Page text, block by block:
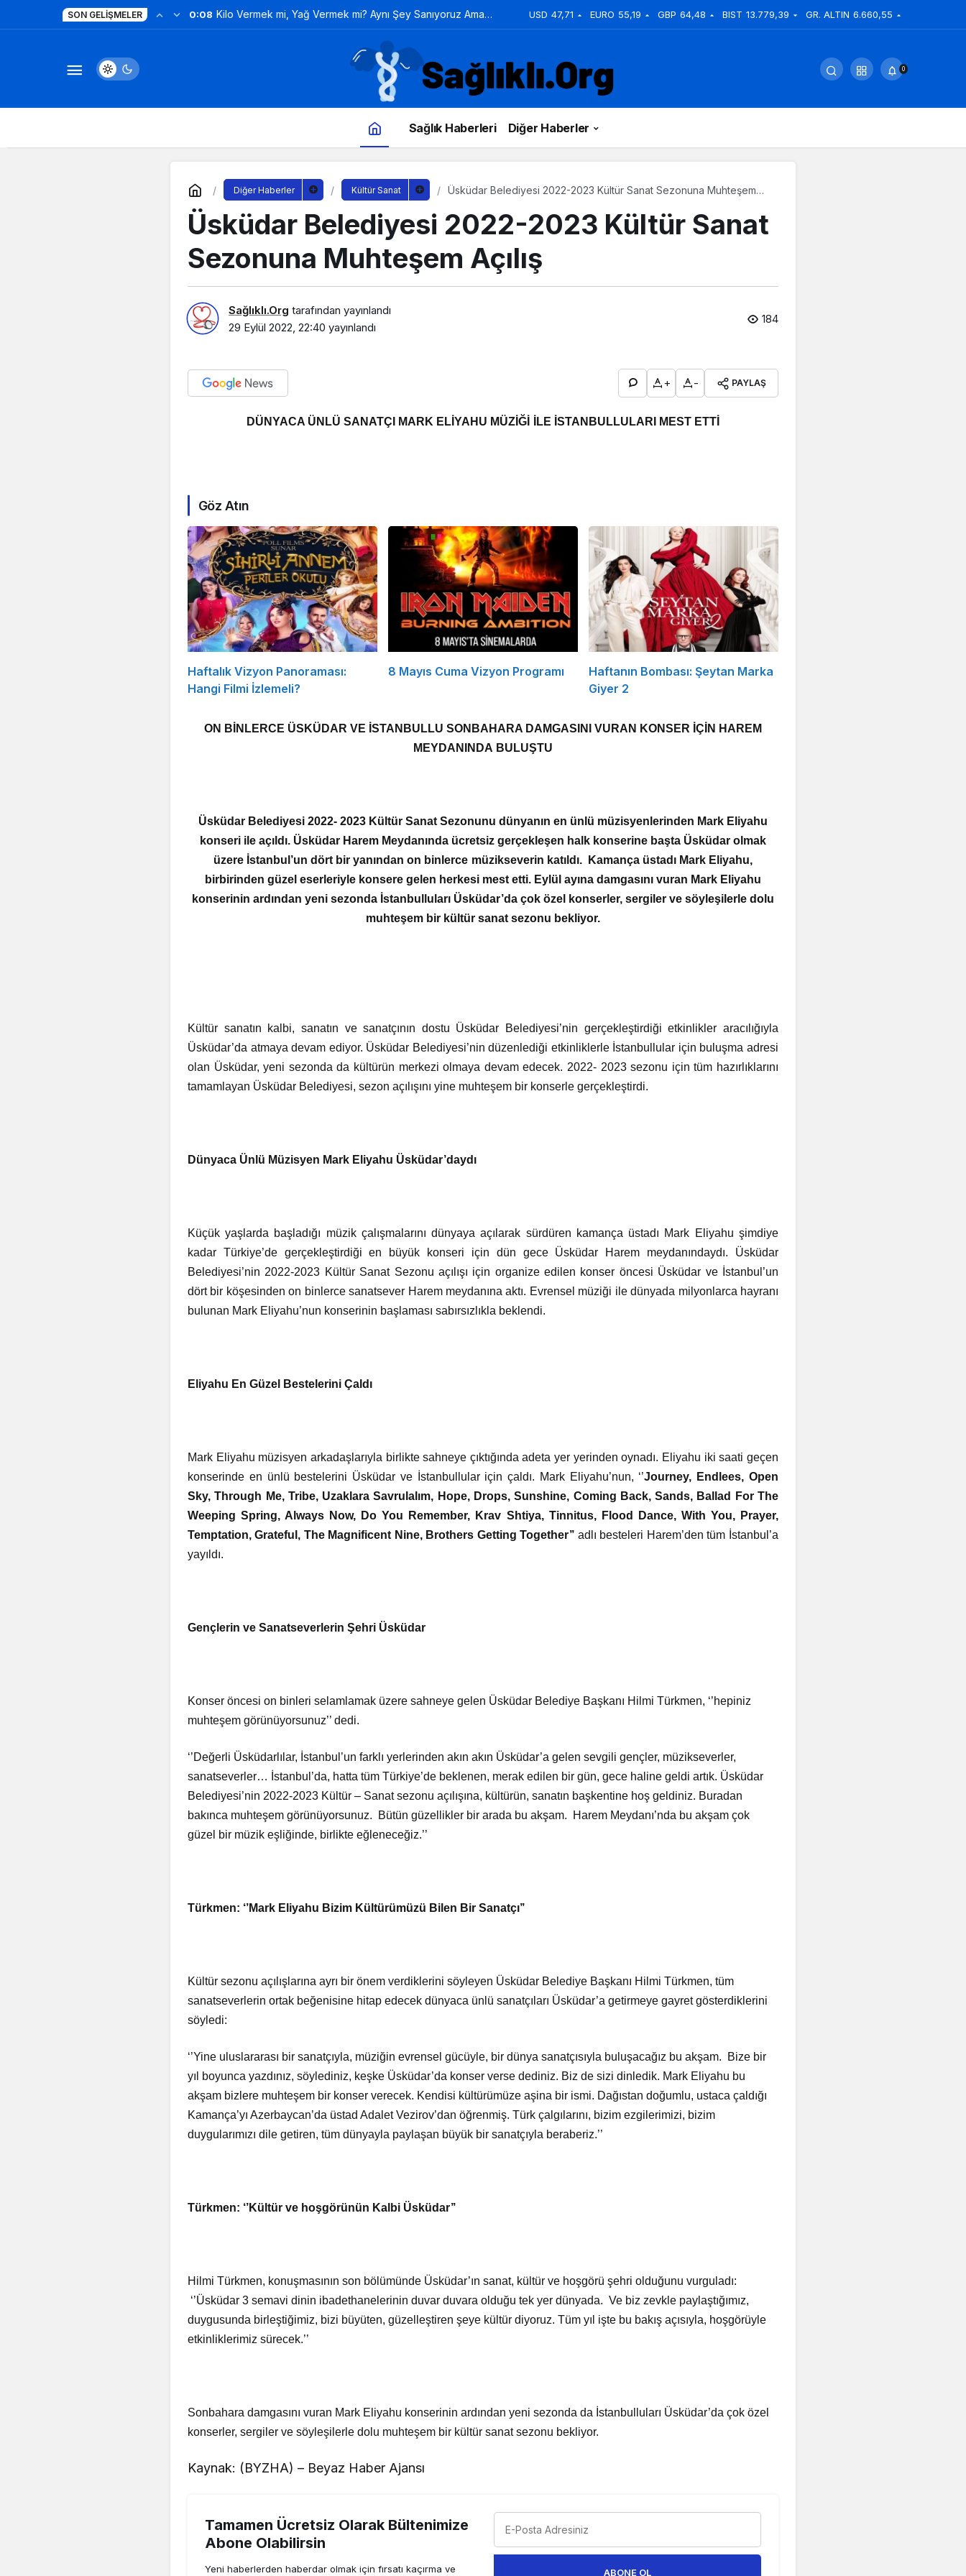
SON GELIŞMELER 0:08 Kilo Vermek mi, Yağ Vermek mi? Aynı Şey Sanıyoruz Ama USD 47,71 EURO 55,19 GBP 64,48 BIST 13.779,39 GR. ALTIN 6.660,55
0
Sağlık Haberleri Diğer Haberler
Diğer Haberler Kültür Sanat
Üsküdar Belediyesi 2022-2023 Kültür Sanat Sezonuna Muhteşem
Üsküdar Belediyesi 2022-2023 Kültür Sanat
Sezonuna Muhteşem Açılış
Sağlıklı.Org tarafından yayınlandı
29 Eylül 2022, 22:40 yayınlandı
184
+ - PAYLAŞ
DÜNYACA ÜNLÜ SANATÇI MARK ELİYAHU MÜZİĞİ İLE İSTANBULLULARI MEST ETTİ
Göz Atın
Haftalık Vizyon Panoraması:
Hangi Filmi İzlemeli?
8 Mayıs Cuma Vizyon Programı
Haftanın Bombası: Şeytan Marka
Giyer 2
ON BİNLERCE ÜSKÜDAR VE İSTANBULLU SONBAHARA DAMGASINI VURAN KONSER İÇİN HAREM
MEYDANINDA BULUŞTU
Üsküdar Belediyesi 2022- 2023 Kültür Sanat Sezonunu dünyanın en ünlü müzisyenlerinden Mark Eliyahu
konseri ile açıldı. Üsküdar Harem Meydanında ücretsiz gerçekleşen halk konserine başta Üsküdar olmak
üzere İstanbul’un dört bir yanından on binlerce müzikseverin katıldı. Kamança üstadı Mark Eliyahu,
birbirinden güzel eserleriyle konsere gelen herkesi mest etti. Eylül ayına damgasını vuran Mark Eliyahu
konserinin ardından yeni sezonda İstanbulluları Üsküdar’da çok özel konserler, sergiler ve söyleşilerle dolu
muhteşem bir kültür sanat sezonu bekliyor.
Kültür sanatın kalbi, sanatın ve sanatçının dostu Üsküdar Belediyesi’nin gerçekleştirdiği etkinlikler aracılığıyla
Üsküdar’da atmaya devam ediyor. Üsküdar Belediyesi’nin düzenlediği etkinliklerle İstanbullular için buluşma adresi
olan Üsküdar, yeni sezonda da kültürün merkezi olmaya devam edecek. 2022- 2023 sezonu için tüm hazırlıklarını
tamamlayan Üsküdar Belediyesi, sezon açılışını yine muhteşem bir konserle gerçekleştirdi.
Dünyaca Ünlü Müzisyen Mark Eliyahu Üsküdar’daydı
Küçük yaşlarda başladığı müzik çalışmalarını dünyaya açılarak sürdüren kamança üstadı Mark Eliyahu şimdiye
kadar Türkiye’de gerçekleştirdiği en büyük konseri için dün gece Üsküdar Harem meydanındaydı. Üsküdar
Belediyesi’nin 2022-2023 Kültür Sanat Sezonu açılışı için organize edilen konser öncesi Üsküdar ve İstanbul’un
dört bir köşesinden on binlerce sanatsever Harem meydanına aktı. Evrensel müziği ile dünyada milyonlarca hayranı
bulunan Mark Eliyahu’nun konserinin başlaması sabırsızlıkla beklendi.
Eliyahu En Güzel Bestelerini Çaldı
Mark Eliyahu müzisyen arkadaşlarıyla birlikte sahneye çıktığında adeta yer yerinden oynadı. Eliyahu iki saati geçen
konserinde en ünlü bestelerini Üsküdar ve İstanbullular için çaldı. Mark Eliyahu’nun, ‘’Journey, Endlees, Open
Sky, Through Me, Tribe, Uzaklara Savrulalım, Hope, Drops, Sunshine, Coming Back, Sands, Ballad For The
Weeping Spring, Always Now, Do You Remember, Krav Shtiya, Tinnitus, Flood Dance, With You, Prayer,
Temptation, Grateful, The Magnificent Nine, Brothers Getting Together’’ adlı besteleri Harem’den tüm İstanbul’a
yayıldı.
Gençlerin ve Sanatseverlerin Şehri Üsküdar
Konser öncesi on binleri selamlamak üzere sahneye gelen Üsküdar Belediye Başkanı Hilmi Türkmen, ‘’hepiniz
muhteşem görünüyorsunuz’’ dedi.
‘’Değerli Üsküdarlılar, İstanbul’un farklı yerlerinden akın akın Üsküdar’a gelen sevgili gençler, müzikseverler,
sanatseverler… İstanbul’da, hatta tüm Türkiye’de beklenen, merak edilen bir gün, gece haline geldi artık. Üsküdar
Belediyesi’nin 2022-2023 Kültür – Sanat sezonu açılışına, kültürün, sanatın başkentine hoş geldiniz. Buradan
bakınca muhteşem görünüyorsunuz. Bütün güzellikler bir arada bu akşam. Harem Meydanı’nda bu akşam çok
güzel bir müzik eşliğinde, birlikte eğleneceğiz.’’
Türkmen: ‘’Mark Eliyahu Bizim Kültürümüzü Bilen Bir Sanatçı’’
Kültür sezonu açılışlarına ayrı bir önem verdiklerini söyleyen Üsküdar Belediye Başkanı Hilmi Türkmen, tüm
sanatseverlerin ortak beğenisine hitap edecek dünyaca ünlü sanatçıları Üsküdar’a getirmeye gayret gösterdiklerini
söyledi:
‘’Yine uluslararası bir sanatçıyla, müziğin evrensel gücüyle, bir dünya sanatçısıyla buluşacağız bu akşam. Bize bir
yıl boyunca yazdınız, söylediniz, keşke Üsküdar’da konser verse dediniz. Biz de sizi dinledik. Mark Eliyahu bu
akşam bizlere muhteşem bir konser verecek. Kendisi kültürümüze aşina bir ismi. Dağıstan doğumlu, ustaca çaldığı
Kamança’yı Azerbaycan’da üstad Adalet Vezirov’dan öğrenmiş. Türk çalgılarını, bizim ezgilerimizi, bizim
duygularımızı dile getiren, tüm dünyayla paylaşan büyük bir sanatçıyla beraberiz.’’
Türkmen: ‘’Kültür ve hoşgörünün Kalbi Üsküdar’’
Hilmi Türkmen, konuşmasının son bölümünde Üsküdar’ın sanat, kültür ve hoşgörü şehri olduğunu vurguladı:
‘’Üsküdar 3 semavi dinin ibadethanelerinin duvar duvara olduğu tek yer dünyada. Ve biz zevkle paylaştığımız,
duygusunda birleştiğimiz, bizi büyüten, güzelleştiren şeye kültür diyoruz. Tüm yıl işte bu bakış açısıyla, hoşgörüyle
etkinliklerimiz sürecek.’’
Sonbahara damgasını vuran Mark Eliyahu konserinin ardından yeni sezonda da İstanbulluları Üsküdar’da çok özel
konserler, sergiler ve söyleşilerle dolu muhteşem bir kültür sanat sezonu bekliyor.
Kaynak: (BYZHA) – Beyaz Haber Ajansı
Tamamen Ücretsiz Olarak Bültenimize
Abone Olabilirsin
Yeni haberlerden haberdar olmak için fırsatı kaçırma ve
ABONE OL